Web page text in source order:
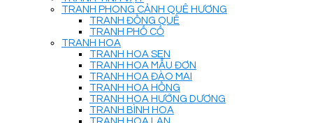
TRANH PHONG CẢNH QUÊ HƯƠNG
TRANH ĐỒNG QUÊ
TRANH PHỐ CỔ
TRANH HOA
TRANH HOA SEN
TRANH HOA MẪU ĐƠN
TRANH HOA ĐÀO MAI
TRANH HOA HỒNG
TRANH HOA HƯỚNG DƯƠNG
TRANH BÌNH HOA